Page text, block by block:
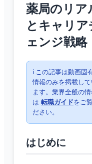
薬局のリア
とキャリア
ェンジ戦略
ℹ️ この記事は動画固
情報のみを掲載し
ます。業界全般の情
は 転職ガイドをご
ださい。
はじめに